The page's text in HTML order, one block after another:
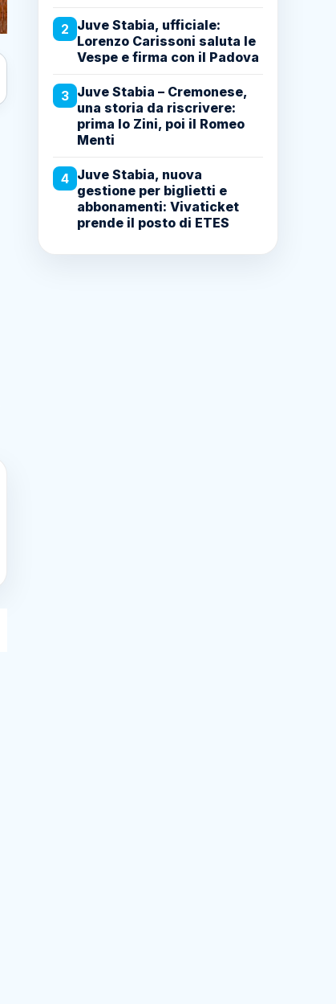
2 Juve Stabia, ufficiale:
Lorenzo Carissoni saluta le
Vespe e firma con il Padova
3 Juve Stabia – Cremonese,
una storia da riscrivere:
prima lo Zini, poi il Romeo
Menti
4 Juve Stabia, nuova
gestione per biglietti e
abbonamenti: Vivaticket
prende il posto di ETES